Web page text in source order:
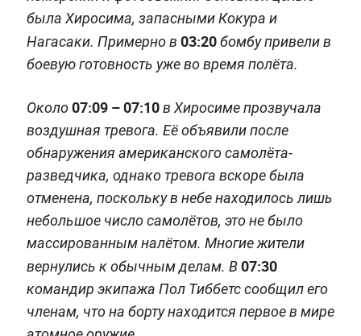
была Хиросима, запасными Кокура и
Нагасаки. Примерно в 03:20бомбу привели в
боевую готовность уже во время полёта.
Около07:09 – 07:10в Хиросиме прозвучала
воздушная тревога. Её объявили после
обнаружения американского самолёта-
разведчика, однако тревога вскоре была
отменена, поскольку в небе находилось лишь
небольшое число самолётов, это не было
массированным налётом. Многие жители
вернулись к обычным делам. В07:30
командир экипажа Пол Тиббетс сообщил его
членам, что на борту находится первое в мире